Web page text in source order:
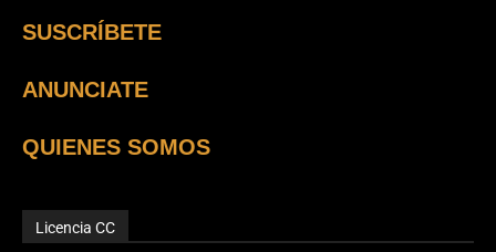
SUSCRÍBETE
ANUNCIATE
QUIENES SOMOS
Licencia CC